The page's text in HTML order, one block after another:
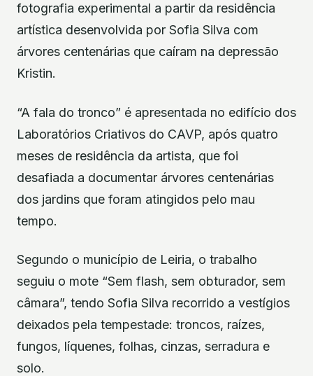
fotografia experimental a partir da residência
artística desenvolvida por Sofia Silva com
árvores centenárias que caíram na depressão
Kristin.
“A fala do tronco” é apresentada no edifício dos
Laboratórios Criativos do CAVP, após quatro
meses de residência da artista, que foi
desafiada a documentar árvores centenárias
dos jardins que foram atingidos pelo mau
tempo.
Segundo o município de Leiria, o trabalho
seguiu o mote “Sem flash, sem obturador, sem
câmara”, tendo Sofia Silva recorrido a vestígios
deixados pela tempestade: troncos, raízes,
fungos, líquenes, folhas, cinzas, serradura e
solo.